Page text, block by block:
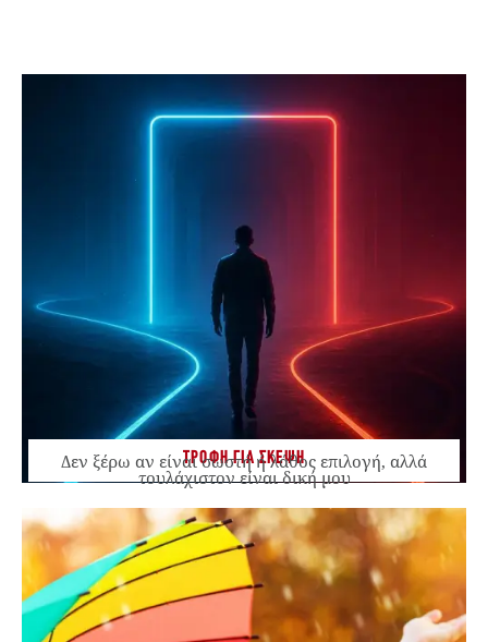
ΤΡΟΦΗ ΓΙΑ ΣΚΕΨΗ
Δεν ξέρω αν είναι σωστή ή λάθος επιλογή, αλλά
τουλάχιστον είναι δική μου